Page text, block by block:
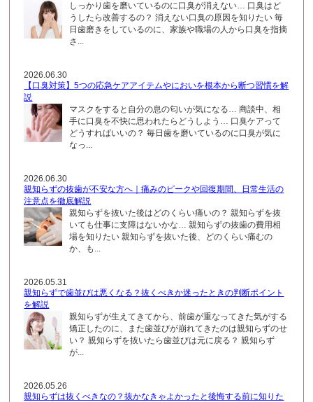
しっかり歯を磨いているのに口臭が消えない… 口臭はど
うしたら改善するの？ 消えない口臭の原因を知りたい 毎
日歯磨きをしているのに、家族や職場の人から口臭を指摘
さ...
2026.06.30
【口臭対策】5つの応急ケアアイテムやにおいを根本から断つ習慣を解
説
マスクをすると自分の息の匂いが気になる… 商談中、相
手に口臭を不快に思われたらどうしよう… 口臭ケアって
どうすればいいの？ 毎日歯を磨いているのに口臭が気に
なっ...
2026.06.30
親知らずの抜歯が不安な方へ｜痛みのピークや回復期間、日常生活の
注意点を徹底解説
親知らずを抜いた後はどのくらい痛いの？ 親知らずを抜
いても仕事に支障はないかな… 親知らずの抜歯の費用相
場を知りたい 親知らずを抜いた後、どのくらい痛むの
か、も...
2026.05.31
親知らずで歯並びは悪くなる？抜くべきか迷ったときの判断ポイント
を解説
親知らずが生えてきてから、前歯が重なってきた気がする
矯正したのに、また歯並びが崩れてきたのは親知らずのせ
い？ 親知らずを抜いたら歯並びは元に戻る？ 親知らず
が...
2026.05.26
親知らずは抜くべきなの？抜かなきゃよかったと後悔する前に知りた